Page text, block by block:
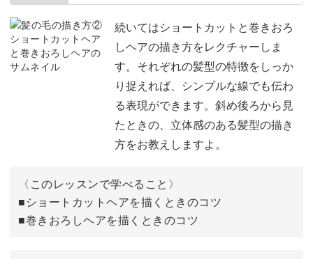
髪の毛を描くときの3つのポイント 01:26
髪の毛のベースを描く 04:47
髪の毛の色の塗り方 10:29
16:35
続いてはショートカットと巻きおろ
しヘアの描き方をレクチャーしま
す。それぞれの髪型の特徴をしっか
り捉えれば、シンプルな線でも伝わ
る表現ができます。斜め後ろから見
たときの、立体感のある髪型の描き
方をお教えしますよ。
〈このレッスンで学べること〉
■ショートカットヘアを描くときのコツ
■巻きおろしヘアを描くときのコツ